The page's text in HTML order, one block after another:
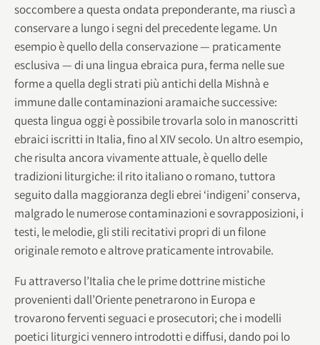
soccombere a questa ondata preponderante, ma riuscì a
conservare a lungo i segni del precedente legame. Un
esempio è quello della conservazione — praticamente
esclusiva — di una lingua ebraica pura, ferma nelle sue
forme a quella degli strati più antichi della Mishnà e
immune dalle contaminazioni aramaiche successive:
questa lingua oggi è possibile trovarla solo in manoscritti
ebraici iscritti in Italia, fino al XIV secolo. Un altro esempio,
che risulta ancora vivamente attuale, è quello delle
tradizioni liturgiche: il rito italiano o romano, tuttora
seguito dalla maggioranza degli ebrei ‘indigeni’ conserva,
malgrado le numerose contaminazioni e sovrapposizioni, i
testi, le melodie, gli stili recitativi propri di un filone
originale remoto e altrove praticamente introvabile.
Fu attraverso l’Italia che le prime dottrine mistiche
provenienti dall’Oriente penetrarono in Europa e
trovarono ferventi seguaci e prosecutori; che i modelli
poetici liturgici vennero introdotti e diffusi, dando poi lo